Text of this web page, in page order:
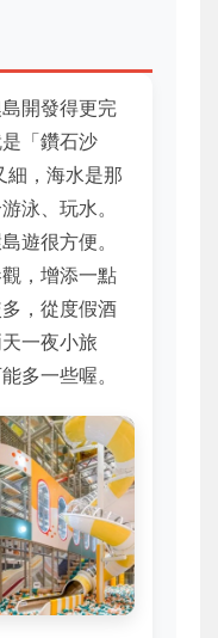
開發得更完
「鑽石沙
，海水是那
泳、玩水。
遊很方便。
，增添一點
，從度假酒
一夜小旅
多一些喔。